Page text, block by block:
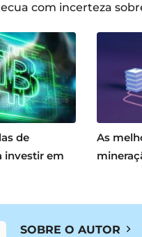
com incerteza
de
investir em
As
SOBRE O AUTOR